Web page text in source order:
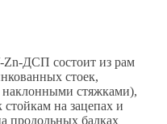
Zn-ДСП состоит из рам
стоек,
стяжками),
на зацепах и
продольных балках